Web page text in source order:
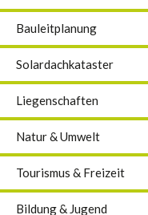
Bauleitplanung
Solardachkataster
Liegenschaften
Natur & Umwelt
Tourismus & Freizeit
Bildung & Jugend